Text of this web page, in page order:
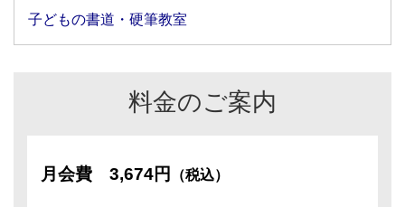
子どもの書道・硬筆教室
料金のご案内
月会費 3,674円 （税込）